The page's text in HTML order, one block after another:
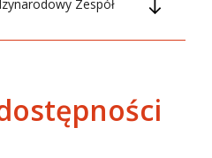
AWSB
budynku
Ułanów 3
Zespół
Akademii WSB 2026